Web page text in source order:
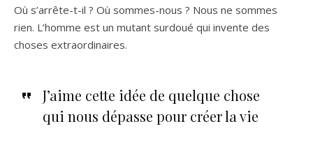
Où s’arrête-t-il ? Où sommes-nous ? Nous ne sommes
rien. L’homme est un mutant surdoué qui invente des
choses extraordinaires.
J’aime cette idée de quelque chose
qui nous dépasse pour créer la vie